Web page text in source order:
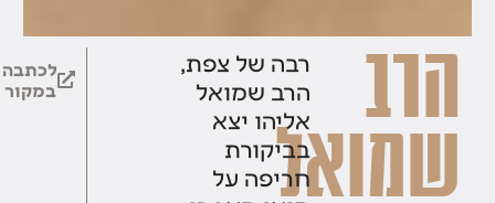
הרב
שמואל
רבה של צפת,
הרב שמואל
אליהו יצא
בביקורת
חריפה על
לכתבה
במקור